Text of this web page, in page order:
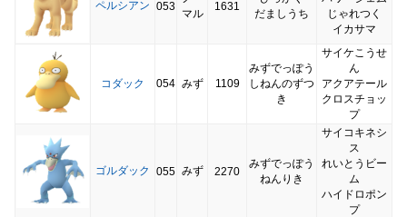
ペルシアン 053
マル
1631
だましうち
じゃれつく
イカサマ
コダック 054 みず 1109
みずでっぽう
しねんのずつ
き
サイケこうせ
ん
アクアテール
クロスチョッ
プ
ゴルダック 055 みず 2270
みずでっぽう
ねんりき
サイコキネシ
ス
れいとうビー
ム
ハイドロポン
プ